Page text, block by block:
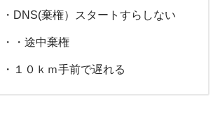
・DNS(棄権）スタートすらしない
・途中棄権
１０ｋｍ手前で遅れる